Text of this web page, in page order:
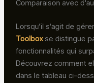
Comparaison avec
Lorsqu’il s’agit de
Toolboxse distingue
fonctionnalités qui
Découvrez comment
dans le tableau ci-